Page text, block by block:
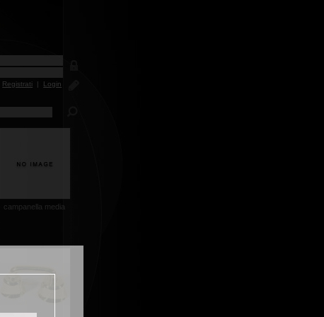
Registrati | Login
campanella media